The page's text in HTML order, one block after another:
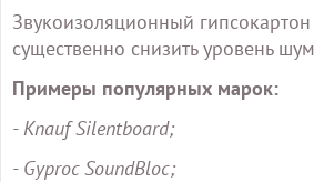
Звукоизоляционный
существенно снизить уровень
Примеры популярных марок:
- Knauf Silentboard;
- Gyproc SoundBloc;